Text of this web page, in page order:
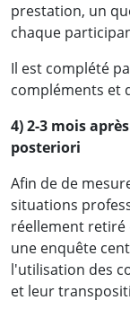
prestation, un
chaque
Il est complété
compléments et
4) 2-3 mois
posteriori
Afin de de
situations
réellement retiré
une enquête
l'utilisation des
et leur